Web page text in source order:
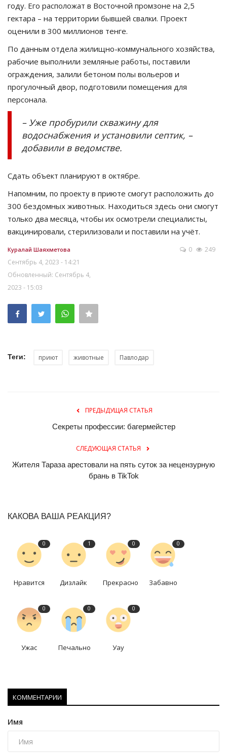
Қазақша Русский
году. Его расположат в Восточной промзоне на 2,5
гектара – на территории бывшей свалки. Проект
оценили в 300 миллионов тенге.
По данным отдела жилищно-коммунального хозяйства,
рабочие выполнили земляные работы, поставили
ограждения, залили бетоном полы вольеров и
прогулочный двор, подготовили помещения для
персонала.
– Уже пробурили скважину для
водоснабжения и установили септик, –
добавили в ведомстве.
Сдать объект планируют в октябре.
Напомним, по проекту в приюте смогут расположить до
300 бездомных животных. Находиться здесь они смогут
только два месяца, чтобы их осмотрели специалисты,
вакцинировали, стерилизовали и поставили на учёт.
Куралай Шаяхметова
Сентябрь 4, 2023 - 14:21
Обновленный: Сентябрь 4,
2023 - 15:03
0 249
Теги: приют животные Павлодар
ПРЕДЫДУЩАЯ СТАТЬЯ
Секреты профессии: багермейстер
СЛЕДУЮЩАЯ СТАТЬЯ
Жителя Тараза арестовали на пять суток за нецензурную
брань в TikTok
КАКОВА ВАША РЕАКЦИЯ?
0
Нравится
1
Дизлайк
0
Прекрасно
0
Забавно
0
Ужас
0
Печально
0
Уау
КОММЕНТАРИИ
Имя